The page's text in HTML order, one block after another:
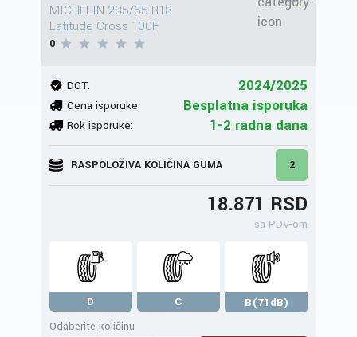
MICHELIN 235/55 R18
Latitude Cross 100H
0
DOT: 2024/2025
Cena isporuke: Besplatna isporuka
Rok isporuke: 1-2 radna dana
RASPOLOŽIVA KOLIČINA GUMA 2
18.871 RSD
sa PDV-om
D C
B(71dB)
Odaberite količinu